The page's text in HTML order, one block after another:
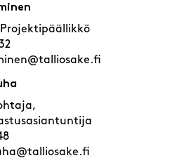
Projektipäällikkö